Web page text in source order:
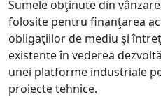
Sumele obţinute din
folosite pentru finanţarea
obligaţiilor de mediu şi
existente în vederea
unei platforme industriale
proiecte tehnice.